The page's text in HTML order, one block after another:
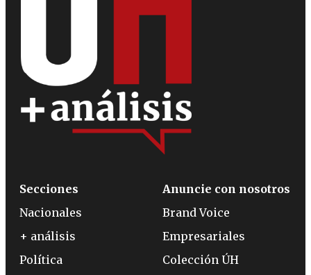
Secciones
Nacionales
+ análisis
Política
Anuncie con nosotros
Brand Voice
Empresariales
Colección ÚH